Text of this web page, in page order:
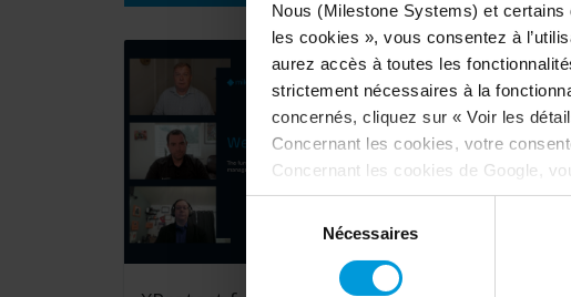
Nous (Milestone Systems) et
les cookies », vous consentez à
aurez accès à toutes les
strictement nécessaires à la
concernés, cliquez sur « Voir les
Concernant les cookies, votre
Concernant les cookies de Google,
désactivation de Google Analytics ici :
votre consentement
consentement
Nécessaires